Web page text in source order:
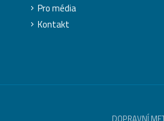
Pro média
Kontakt
DOPRAVNÍ